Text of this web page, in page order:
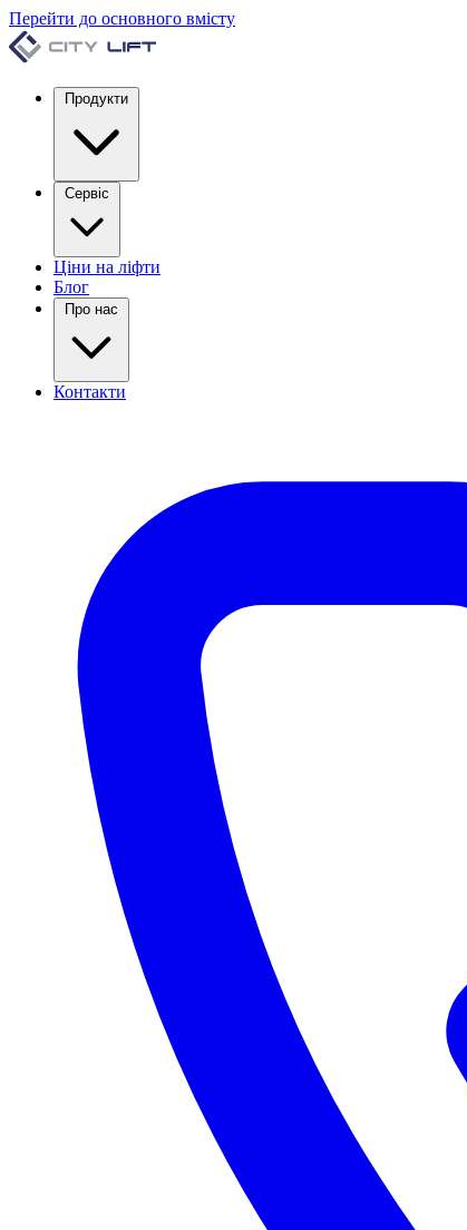
Перейти до основного вмісту
Ціни на ліфти
Блог
Контакти